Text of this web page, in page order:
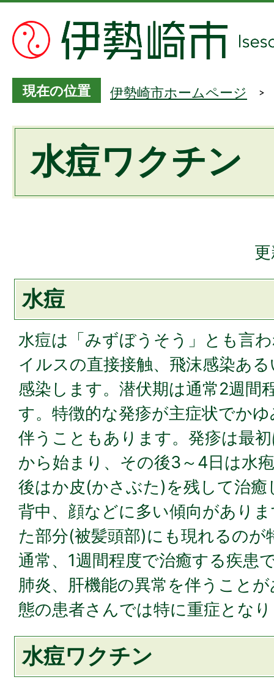
現在の位置 伊勢崎市ホームページ
水痘ワクチン
水痘
水痘は「みずぼうそう」とも言
イルスの直接接触、飛沫感染あ
感染します。潜伏期は通常2週間
す。特徴的な発疹が主症状でか
伴うこともあります。発疹は最
から始まり、その後3～4日は水
後はか皮(かさぶた)を残して治
背中、顔などに多い傾向があり
た部分(被髪頭部)にも現れるのが
通常、1週間程度で治癒する疾患
肺炎、肝機能の異常を伴うこと
態の患者さんでは特に重症とな
水痘ワクチン